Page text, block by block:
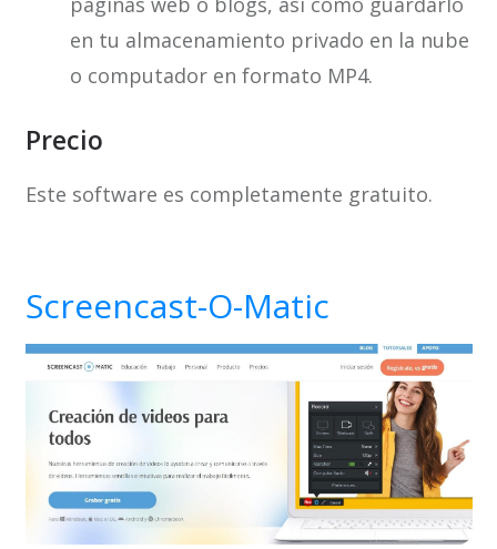
en tu almacenamiento privado en la nube
o computador en formato MP4.
Precio
Este software es completamente gratuito.
Screencast-O-Matic